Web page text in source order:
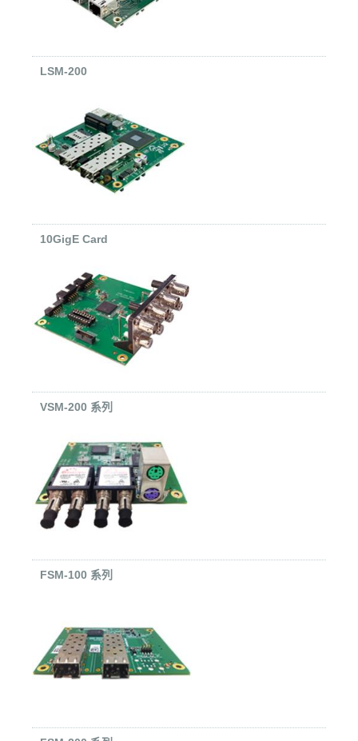
LSM-200
10GigE Card
VSM-200 系列
FSM-100 系列